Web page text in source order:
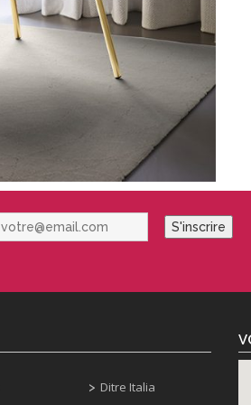
votre@email.com S'inscrire
Ditre Italia